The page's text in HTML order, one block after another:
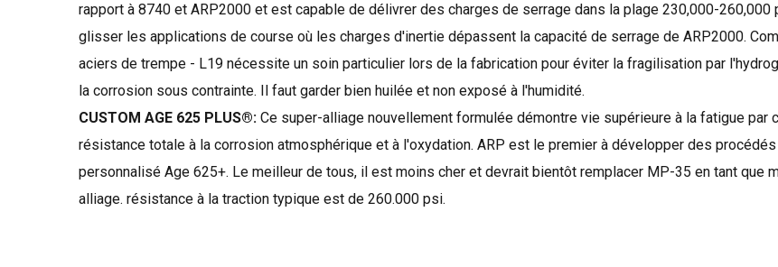
rapport à 8740 et ARP2000 et est capable de délivrer des charges de serrage dans la plage 230,000-260,000
glisser les applications de course où les charges d'inertie dépassent la capacité de serrage de ARP2000.
aciers de trempe - L19 nécessite un soin particulier lors de la fabrication pour éviter la fragilisation par l'
la corrosion sous contrainte. Il faut garder bien huilée et non exposé à l'humidité.
CUSTOM AGE 625 PLUS®: Ce super-alliage nouvellement formulée démontre vie supérieure à la fatigue par
résistance totale à la corrosion atmosphérique et à l'oxydation. ARP est le premier à développer des
personnalisé Age 625+. Le meilleur de tous, il est moins cher et devrait bientôt remplacer MP-35 en tant que
alliage. résistance à la traction typique est de 260.000 psi.